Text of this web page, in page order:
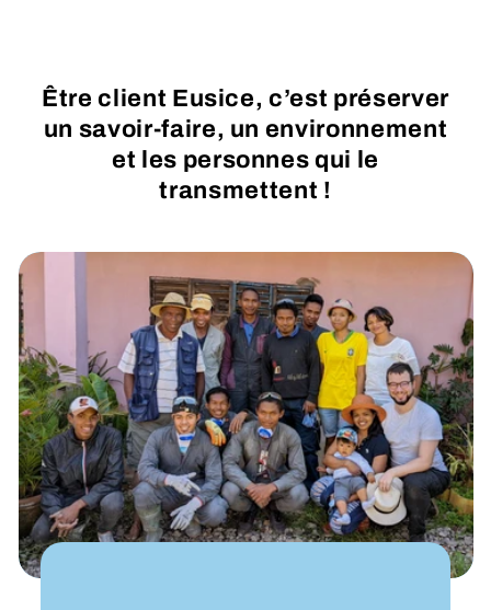
Être client Eusice, c’est préserver
un savoir-faire, un environnement
et les personnes qui le
transmettent !